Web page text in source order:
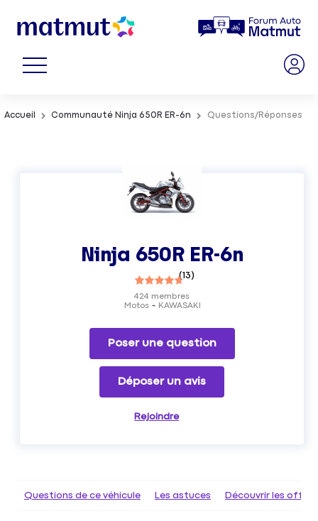
Accueil Communauté Ninja 650R ER-6n Questions/Réponses
Ninja 650R ER-6n
(13)
Motos KAWASAKI
424 membres
Poser une question
Déposer un avis
Rejoindre
Questions de ce véhicule Les astuces Découvrir les